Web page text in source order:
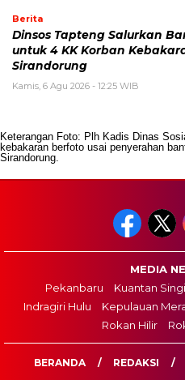
Berita
Dinsos Tapteng Salurkan
untuk 4 KK Korban
Sirandorung
Kamis, 6 Agu 2026 - 12:25 WIB
Keterangan Foto: Plh Kadis Dinas
kebakaran berfoto usai penyerahan
Sirandorung.
MEDIA
Pekanbaru
Kuantan
Indragiri Hulu
Kepulauan
Rokan Hilir
BERANDA REDAKSI